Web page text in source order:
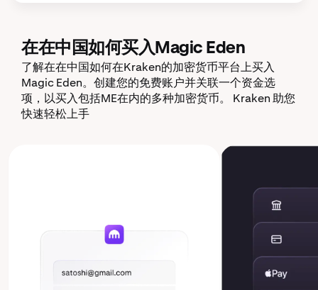
在在中国如何买入Magic Eden
了解在在中国如何在Kraken的加密货币平台上买入
Magic Eden。创建您的免费账户并关联一个资金选
项，以买入包括ME在内的多种加密货币。 Kraken 助您
快速轻松上手